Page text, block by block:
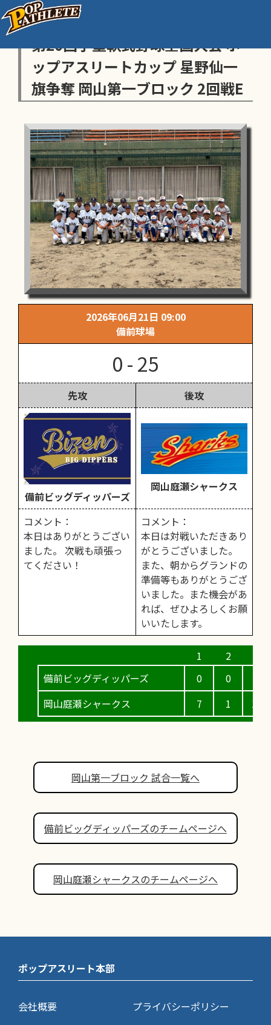
センス・トラストトーナメント
第20回学童軟式野球全国大会 ポ
ップアスリートカップ 星野仙一
旗争奪 岡山第一ブロック 2回戦E
2026年06月21日 09:00
備前球場
0 - 25
先攻 後攻
備前ビッグディッパーズ
岡山庭瀬シャークス
コメント：
本日はありがとうござい
ました。 次戦も頑張っ
てください！
コメント：
本日は対戦いただきあり
がとうございました。
また、朝からグランドの
準備等もありがとうござ
いました。また機会があ
れば、ぜひよろしくお願
いいたします。
備前ビッグディッパーズ
岡山庭瀬シャークス
0
7
0
1
17
岡山第一ブロック 試合一覧へ
備前ビッグディッパーズのチームページへ
岡山庭瀬シャークスのチームページへ
ポップアスリート本部
会社概要
プライバシーポリシー